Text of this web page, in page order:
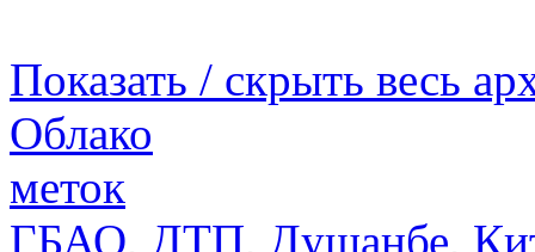
Показать / скрыть весь
Облако
меток
ГБАО, ДТП, Душанбе,